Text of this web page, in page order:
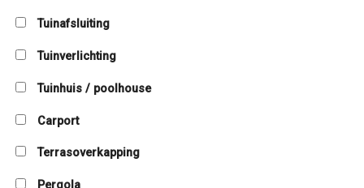
Tuinafsluiting
Tuinverlichting
Tuinhuis / poolhouse
Carport
Terrasoverkapping
Pergola